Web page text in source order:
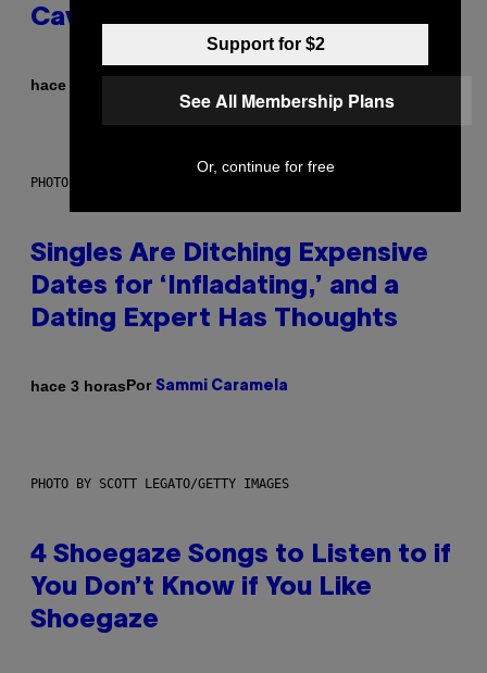
Cavemen Did
hace 2 horas
PHOTO: PIXELSEFFECT / GETTY IMAGES
Singles Are Ditching Expensive
Dates for ‘Infladating,’ and a
Dating Expert Has Thoughts
hace 3 horasPor Sammi Caramela
PHOTO BY SCOTT LEGATO/GETTY IMAGES
4 Shoegaze Songs to Listen to if
You Don’t Know if You Like
Shoegaze
Support for $2
See All Membership Plans
Or, continue for free